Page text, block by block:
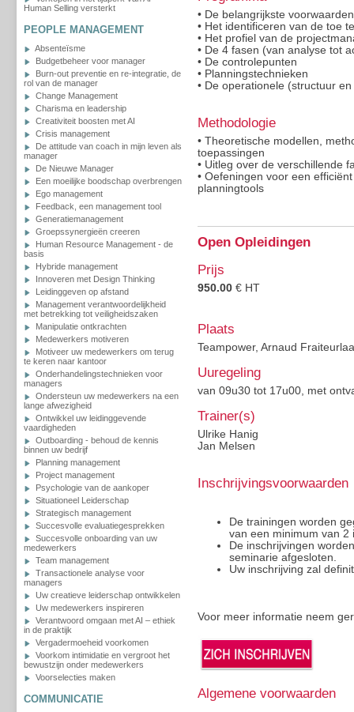
Human Selling versterkt
PEOPLE MANAGEMENT
Absenteïsme
Budgetbeheer voor manager
Burn-out preventie en re-integratie, de
rol van de manager
Change Management
Charisma en leadership
Creativiteit boosten met AI
Crisis management
De attitude van coach in mijn leven als
manager
De Nieuwe Manager
Een moeilijke boodschap overbrengen
Ego management
Feedback, een management tool
Generatiemanagement
Groepssynergieën creeren
Human Resource Management - de
basis
Hybride management
Innoveren met Design Thinking
Leidinggeven op afstand
Management verantwoordelijkheid
met betrekking tot veiligheidszaken
Manipulatie ontkrachten
Medewerkers motiveren
Motiveer uw medewerkers om terug
te keren naar kantoor
Onderhandelingstechnieken voor
managers
Ondersteun uw medewerkers na een
lange afwezigheid
Ontwikkel uw leidinggevende
vaardigheden
Outboarding - behoud de kennis
binnen uw bedrijf
Planning management
Project management
Psychologie van de aankoper
Situationeel Leiderschap
Strategisch management
Succesvolle evaluatiegesprekken
Succesvolle onboarding van uw
medewerkers
Team management
Transactionele analyse voor
managers
Uw creatieve leiderschap ontwikkelen
Uw medewerkers inspireren
Verantwoord omgaan met AI – ethiek
in de praktijk
Vergadermoeheid voorkomen
Voorkom intimidatie en vergroot het
bewustzijn onder medewerkers
Voorselecties maken
COMMUNICATIE
• De belangrijkste
• Het identificeren van de toe
• Het profiel van de
• De 4 fasen (van analyse tot
• De controlepunten
• Planningstechnieken
• De operationele (structuur
Methodologie
• Theoretische modellen,
toepassingen
• Uitleg over de verschillende
• Oefeningen voor een
planningtools
Open Opleidingen
Prijs
950.00 € HT
Plaats
Teampower, Arnaud
Uuregeling
van 09u30 tot 17u00, met
Trainer(s)
Ulrike Hanig
Jan Melsen
Inschrijvingsvoorwaarden
De trainingen worden
van een minimum van 2
De inschrijvingen
seminarie afgesloten.
Uw inschrijving zal
Voor meer informatie neem
Algemene voorwaarden